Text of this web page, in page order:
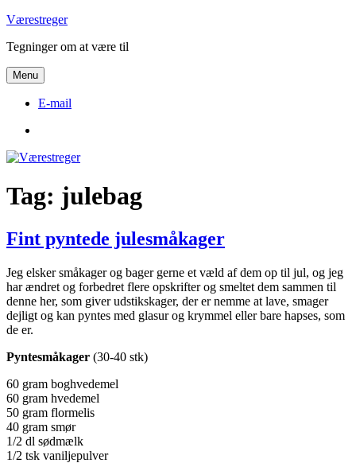
Videre
indhold
Værestreger
Tegninger om at være til
Menu
E-mail
Tag: julebag
Fint pyntede julesmåkager
Jeg elsker småkager og bager gerne et væld af dem op til jul, og jeg
har ændret og forbedret flere opskrifter og smeltet dem sammen til
denne her, som giver udstikskager, der er nemme at lave, smager
dejligt og kan pyntes med glasur og krymmel eller bare hapses, som
de er.
Pyntesmåkager (30-40 stk)
60 gram boghvedemel
60 gram hvedemel
50 gram flormelis
40 gram smør
1/2 dl sødmælk
1/2 tsk vaniljepulver